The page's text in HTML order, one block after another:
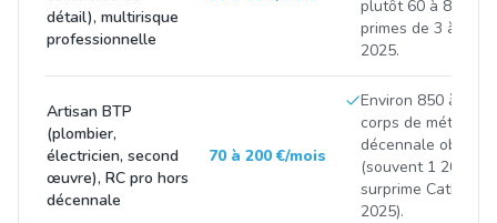
détail), multirisque
professionnelle
plutôt 60 à 85 €/
primes de 3 à 8 %
2025.
Artisan BTP
(plombier,
électricien, second
œuvre), RC pro hors
décennale
70 à 200 €/mois
Environ 850 à 2
corps de métier et
décennale
(souvent 1 200 à
surprime CatNat
2025).